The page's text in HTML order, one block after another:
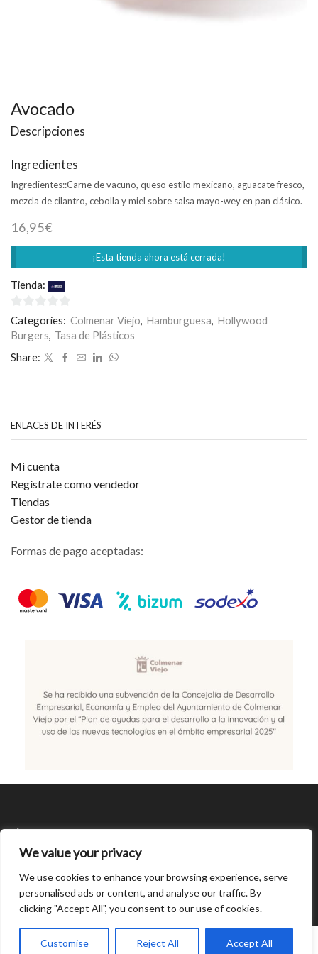
We value your privacy
We use cookies to enhance your browsing experience, serve
personalised ads or content, and analyse our traffic. By
clicking "Accept All", you consent to our use of cookies.
Customise Reject All Accept All
Avocado
Descripciones
Ingredientes
Ingredientes::Carne de vacuno, queso estilo mexicano, aguacate fresco,
mezcla de cilantro, cebolla y miel sobre salsa mayo-wey en pan clásico.
16,95€
¡Esta tienda ahora está cerrada!
Tienda:
0
de
Categories: Colmenar Viejo Hamburguesa Hollywood
Burgers Tasa de Plásticos
Share:
ENLACES DE INTERÉS
Mi cuenta
Regístrate como vendedor
Tiendas
Gestor de tienda
Formas de pago aceptadas:
Open
chaty